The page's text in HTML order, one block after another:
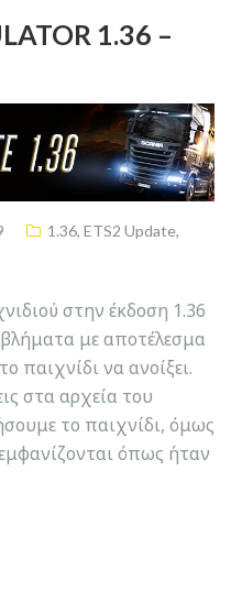
1.36 –
1.36, ETS2 Update,
στην έκδοση 1.36
με αποτέλεσμα
παιχνίδι να ανοίξει.
στα αρχεία του
το παιχνίδι, όμως
όπως ήταν